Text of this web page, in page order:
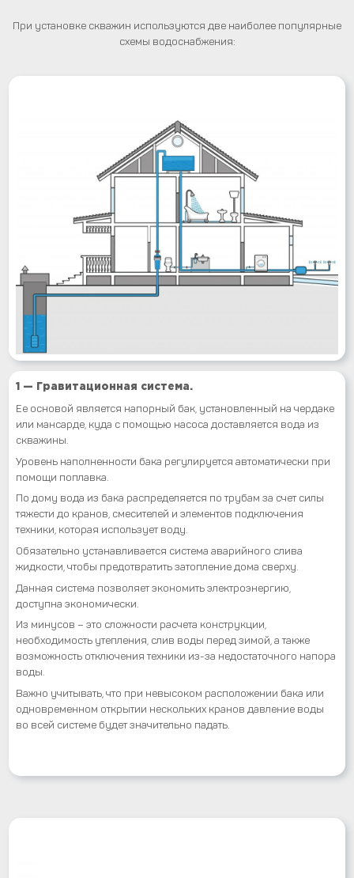
При установке скважин используются две наиболее популярные
схемы водоснабжения:
1 — Гравитационная система.
Ее основой является напорный бак, установленный на чердаке
или мансарде, куда с помощью насоса доставляется вода из
скважины.
Уровень наполненности бака регулируется автоматически при
помощи поплавка.
По дому вода из бака распределяется по трубам за счет силы
тяжести до кранов, смесителей и элементов подключения
техники, которая использует воду.
Обязательно устанавливается система аварийного слива
жидкости, чтобы предотвратить затопление дома сверху.
Данная система позволяет экономить электроэнергию,
доступна экономически.
Из минусов – это сложности расчета конструкции,
необходимость утепления, слив воды перед зимой, а также
возможность отключения техники из-за недостаточного напора
воды.
Важно учитывать, что при невысоком расположении бака или
одновременном открытии нескольких кранов давление воды
во всей системе будет значительно падать.